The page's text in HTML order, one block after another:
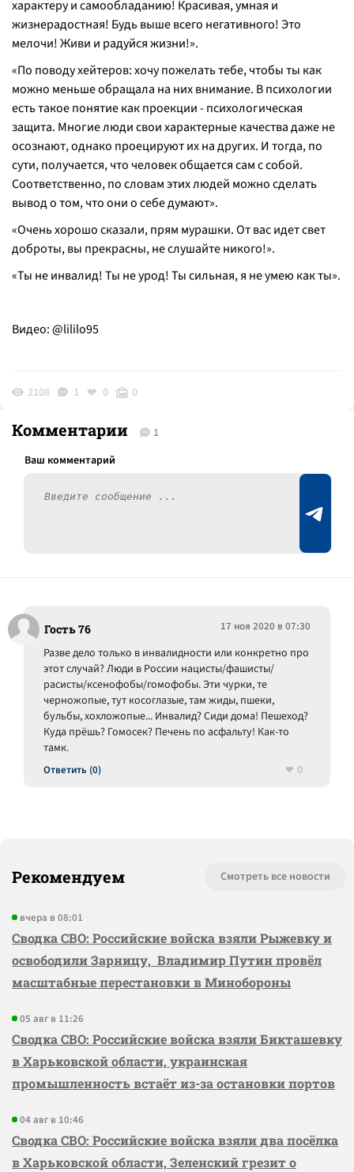
характеру и самообладанию! Красивая, умная и
жизнерадостная! Будь выше всего негативного! Это
мелочи! Живи и радуйся жизни!».
«По поводу хейтеров: хочу пожелать тебе, чтобы ты как
можно меньше обращала на них внимание. В психологии
есть такое понятие как проекции - психологическая
защита. Многие люди свои характерные качества даже не
осознают, однако проецируют их на других. И тогда, по
сути, получается, что человек общается сам с собой.
Соответственно, по словам этих людей можно сделать
вывод о том, что они о себе думают».
«Очень хорошо сказали, прям мурашки. От вас идет свет
доброты, вы прекрасны, не слушайте никого!».
«Ты не инвалид! Ты не урод! Ты сильная, я не умею как ты».
Видео: @lililo95
2108 1 0 0
Комментарии 1
Гость 76 17 ноя 2020 в 07:30
Ответить (0)
Разве дело только в инвалидности или конкретно про
этот случай? Люди в России нацисты/фашисты/
расисты/ксенофобы/гомофобы. Эти чурки, те
черножопые, тут косоглазые, там жиды, пшеки,
бульбы, хохложопые... Инвалид? Сиди дома! Пешеход?
Куда прёшь? Гомосек? Печень по асфальту! Как-то
тамк.
0
Рекомендуем Смотреть все новости
вчера в 08:01
Сводка СВО: Российские войска взяли Рыжевку и
освободили Зарницу, Владимир Путин провёл
масштабные перестановки в Минобороны
05 авг в 11:26
Сводка СВО: Российские войска взяли Бикташевку
в Харьковской области, украинская
промышленность встаёт из-за остановки портов
04 авг в 10:46
Сводка СВО: Российские войска взяли два посёлка
в Харьковской области, Зеленский грезит о